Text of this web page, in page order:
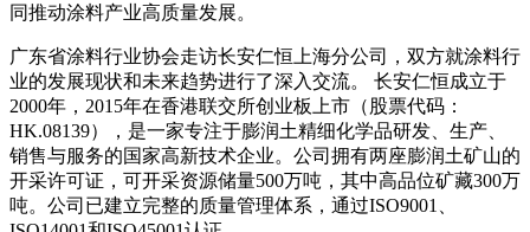
同推动涂料产业高质量发展。
广东省涂料行业协会走访长安仁恒上海分公司，双方就涂料行
业的发展现状和未来趋势进行了深入交流。 长安仁恒成立于
2000年，2015年在香港联交所创业板上市（股票代码：
HK.08139），是一家专注于膨润土精细化学品研发、生产、
销售与服务的国家高新技术企业。公司拥有两座膨润土矿山的
开采许可证，可开采资源储量500万吨，其中高品位矿藏300万
吨。公司已建立完整的质量管理体系，通过ISO9001、